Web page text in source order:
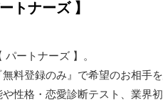
トナーズ 】
ートナーズ 】。
料登録のみ』で希望のお相手
性格・恋愛診断テスト、業界